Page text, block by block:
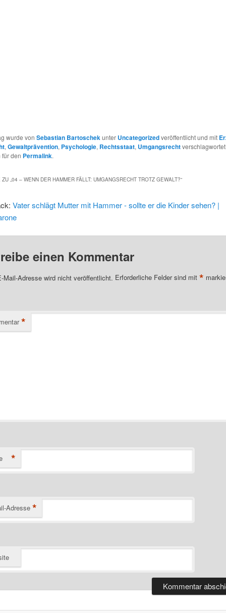
wurde vonSebastian Bartoschekunter Uncategorizedveröffentlicht und mit
,Gewaltprävention, Psychologie, Rechtsstaat, Umgangsrecht
den Permalink.
„04 – WENN DER HAMMER FÄLLT: UMGANGSRECHT TROTZ GEWALT?“
Vater schlägt Mutter mit Hammer - sollte er die Kinder sehen? |
einen Kommentar
Mail-Adresse wird nicht veröffentlicht. Erforderliche Felder sind mit *
*
*
Adresse *